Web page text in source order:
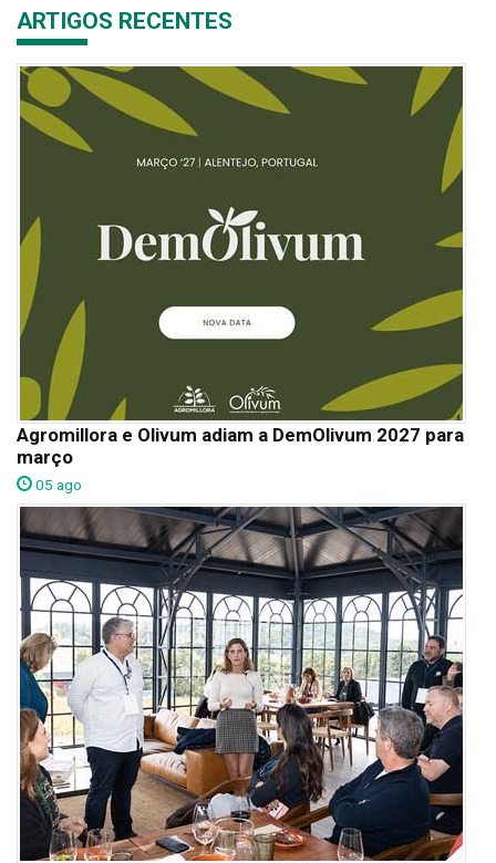
ARTIGOS RECENTES
Agromillora e Olivum adiam a DemOlivum 2027 para
março
05 ago